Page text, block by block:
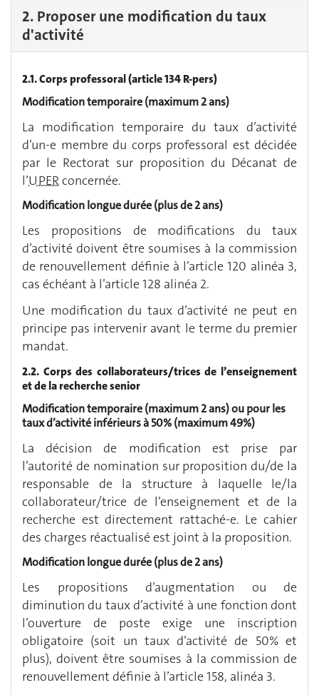
2. Proposer une modification du taux
d'activité
2.1. Corps professoral (article 134 R-pers)
Modification temporaire (maximum 2 ans)
La modification temporaire du taux d’activité
d’un-e membre du corps professoral est décidée
par le Rectorat sur proposition du Décanat de
l’UPERconcernée.
Modification longue durée (plus de 2 ans)
Les propositions de modifications du taux
d’activité doivent être soumises à la commission
de renouvellement définie à l’article 120 alinéa 3,
cas échéant à l’article 128 alinéa 2.
Une modification du taux d’activité ne peut en
principe pas intervenir avant le terme du premier
mandat.
2.2. Corps des collaborateurs/trices de l’enseignement
et de la recherche senior
Modification temporaire (maximum 2 ans) ou pour les
taux d’activité inférieurs à 50% (maximum 49%)
La décision de modification est prise par
l’autorité de nomination sur proposition du/de la
responsable de la structure à laquelle le/la
collaborateur/trice de l’enseignement et de la
recherche est directement rattaché-e. Le cahier
des charges réactualisé est joint à la proposition.
Modification longue durée (plus de 2 ans)
Les propositions d’augmentation ou de
diminution du taux d’activité à une fonction dont
l’ouverture de poste exige une inscription
obligatoire (soit un taux d’activité de 50% et
plus), doivent être soumises à la commission de
renouvellement définie à l’article 158, alinéa 3.